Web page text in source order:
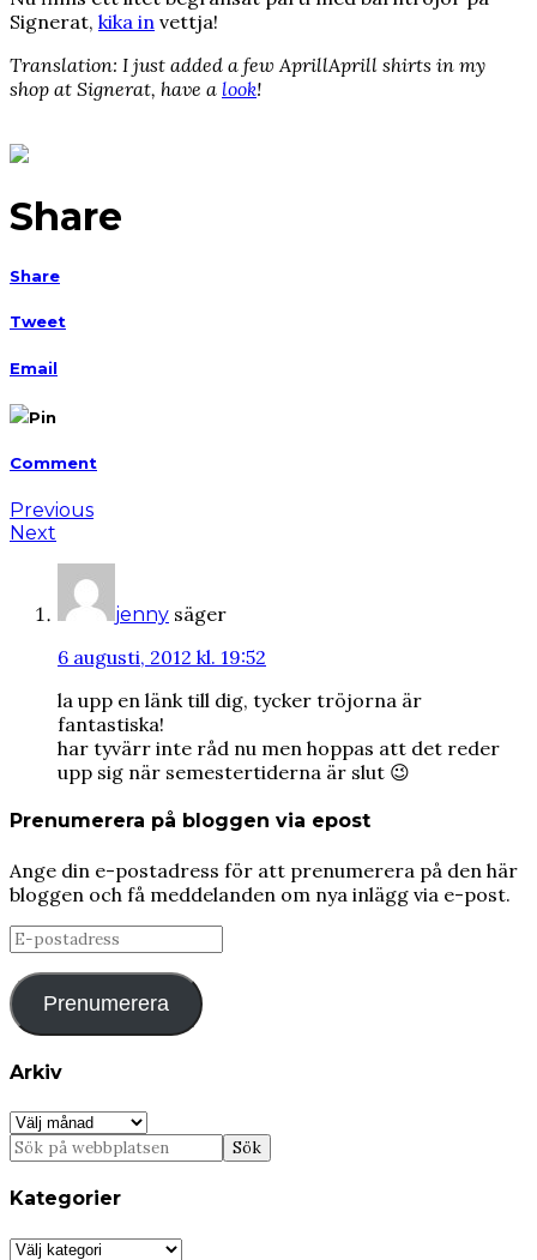
Signerat, kika in vettja!
Translation: I just added a few AprillAprill shirts in my
shop at Signerat, have a look!
Share
Share
Tweet
Email
Pin
Comment
Previous
Next
jenny säger
6 augusti, 2012 kl. 19:52
la upp en länk till dig, tycker tröjorna är
fantastiska!
har tyvärr inte råd nu men hoppas att det reder
upp sig när semestertiderna är slut 😉
Prenumerera på bloggen via epost
Ange din e-postadress för att prenumerera på den här
bloggen och få meddelanden om nya inlägg via e-post.
E-
postadress
Prenumerera
Arkiv
Arkiv
Kategorier
Kategorier